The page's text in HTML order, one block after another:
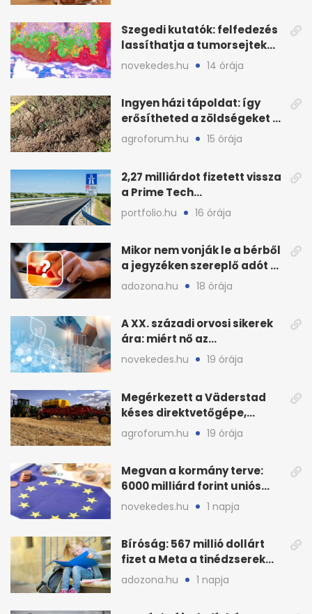
Szegedi kutatók: felfedezés
lassíthatja a tumorsejtek
terjedését
novekedes.hu 14 órája
Ingyen házi tápoldat: így
erősítheted a zöldségeket a
hőhullám után
agroforum.hu 15 órája
2,27 milliárdot fizetett vissza
a Prime Tech
Magántőkealap az
államnak
portfolio.hu 16 órája
Mikor nem vonják le a bérből
a jegyzéken szereplő adót és
járulékot?
adozona.hu 18 órája
A XX. századi orvosi sikerek
ára: miért nő az
egészségügy súlya?
novekedes.hu 19 órája
Megérkezett a Väderstad
késes direktvetőgépe,
bemutatón is látható
agroforum.hu 19 órája
Megvan a kormány terve:
6000 milliárd forint uniós
pénz sorsa
novekedes.hu 1 napja
Bíróság: 567 millió dollárt
fizet a Meta a tinédzserek
védelmére
adozona.hu 1 napja